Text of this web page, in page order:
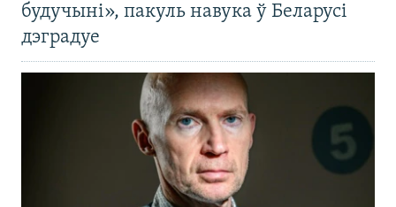
будучыні», пакуль навука ў Беларусі
дэградуе